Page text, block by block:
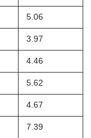
5.06
3.97
4.46
5.62
4.67
7.39